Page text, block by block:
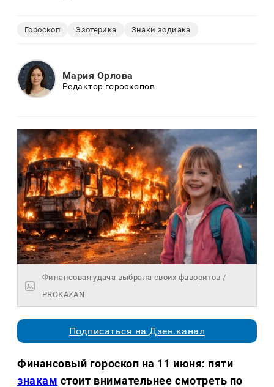
Гороскоп Эзотерика Знаки зодиака
Мария Орлова
Редактор гороскопов
Финансовая удача выбрала своих фаворитов /
PROKAZAN
Подписаться на Дзен.канал
Финансовый гороскоп на 11 июня: пяти
знакам стоит внимательнее смотреть по